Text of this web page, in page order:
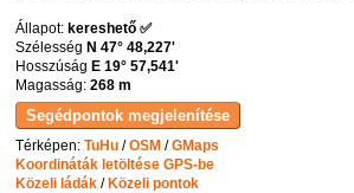
Állapot:kereshető ✅
SzélességN 47° 48,227'
HosszúságE 19° 57,541'
Magasság:268 m
Térképen:TuHu /OSM /GMaps
Koordináták letöltése GPS-be
Közeli ládák / Közeli pontok